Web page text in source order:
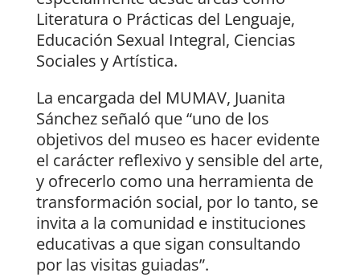
Literatura o Prácticas del Lenguaje,
Educación Sexual Integral, Ciencias
Sociales y Artística.
La encargada del MUMAV, Juanita
Sánchez señaló que “uno de los
objetivos del museo es hacer evidente
el carácter reflexivo y sensible del arte,
y ofrecerlo como una herramienta de
transformación social, por lo tanto, se
invita a la comunidad e instituciones
educativas a que sigan consultando
por las visitas guiadas”.